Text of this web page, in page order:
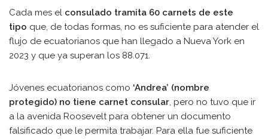
Cada mes el consulado tramita 60 carnets de este
tipo que, de todas formas, no es suficiente para atender el
flujo de ecuatorianos que han llegado a Nueva York en
2023 y que ya superan los 88.071.
Jóvenes ecuatorianos como ‘Andrea’ (nombre
protegido) no tiene carnet consular, pero no tuvo que ir
a la avenida Roosevelt para obtener un documento
falsificado que le permita trabajar. Para ella fue suficiente